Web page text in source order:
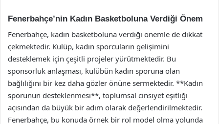
Fenerbahçe’nin Kadın Basketboluna Verdiği Önem
Fenerbahçe, kadın basketboluna verdiği önemle de dikkat
çekmektedir. Kulüp, kadın sporcuların gelişimini
desteklemek için çeşitli projeler yürütmektedir. Bu
sponsorluk anlaşması, kulübün kadın sporuna olan
bağlılığını bir kez daha gözler önüne sermektedir. **Kadın
sporunun desteklenmesi**, toplumsal cinsiyet eşitliği
açısından da büyük bir adım olarak değerlendirilmektedir.
Fenerbahçe, bu konuda örnek bir rol model olma yolunda